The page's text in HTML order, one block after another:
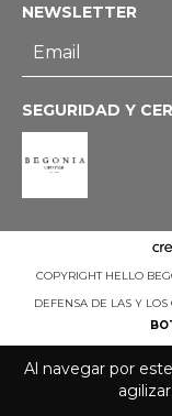
Al navegar por
NEWSLETTER
SEGURIDAD Y
COPYRIGHT HELLO
DEFENSA DE LAS Y